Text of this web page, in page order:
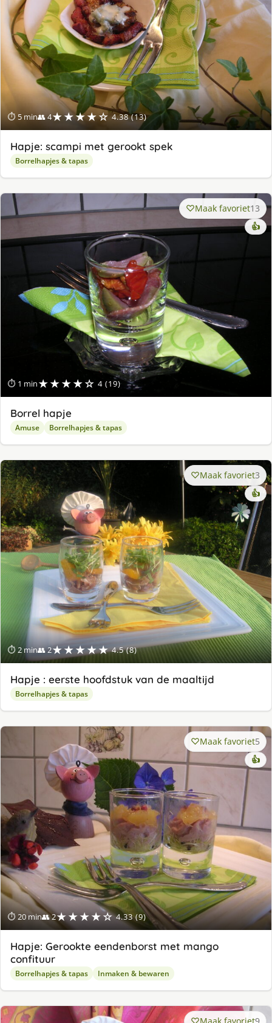
⏱ 5 min👥 4★★★★☆ 4.38 (13)
Hapje: scampi met gerookt spek
Borrelhapjes & tapas
⏱ 1 min★★★★☆ 4 (19)
Maak favoriet13
👍
Borrel hapje
Amuse Borrelhapjes & tapas
⏱ 2 min👥 2★★★★★ 4.5 (8)
Maak favoriet3
👍
Hapje : eerste hoofdstuk van de maaltijd
Borrelhapjes & tapas
⏱ 20 min👥 2★★★★☆ 4.33 (9)
Maak favoriet5
👍
Hapje: Gerookte eendenborst met mango
confituur
Borrelhapjes & tapas Inmaken & bewaren
Maak favoriet9